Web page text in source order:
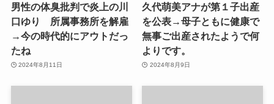
男性の体臭批判で炎上の川
口ゆり 所属事務所を解雇
→今の時代的にアウトだっ
たね
2024年8月11日
久代萌美アナが第１子出産
を公表→母子ともに健康で
無事ご出産されたようで何
よりです。
2024年8月9日